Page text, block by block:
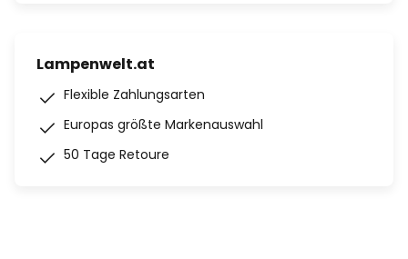
Lampenwelt.at
Flexible Zahlungsarten
Europas größte Markenauswahl
50 Tage Retoure